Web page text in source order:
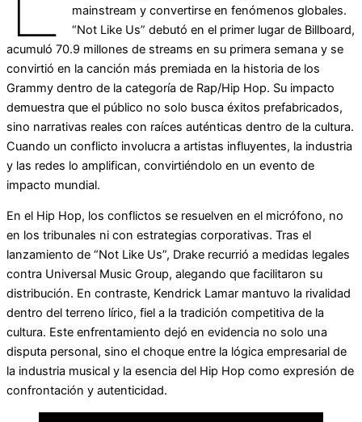
mainstream y convertirse en fenómenos globales.
“Not Like Us” debutó en el primer lugar de Billboard,
acumuló 70.9 millones de streams en su primera semana y se
convirtió en la canción más premiada en la historia de los
Grammy dentro de la categoría de Rap/Hip Hop. Su impacto
demuestra que el público no solo busca éxitos prefabricados,
sino narrativas reales con raíces auténticas dentro de la cultura.
Cuando un conflicto involucra a artistas influyentes, la industria
y las redes lo amplifican, convirtiéndolo en un evento de
impacto mundial.
En el Hip Hop, los conflictos se resuelven en el micrófono, no
en los tribunales ni con estrategias corporativas. Tras el
lanzamiento de “Not Like Us”, Drake recurrió a medidas legales
contra Universal Music Group, alegando que facilitaron su
distribución. En contraste, Kendrick Lamar mantuvo la rivalidad
dentro del terreno lírico, fiel a la tradición competitiva de la
cultura. Este enfrentamiento dejó en evidencia no solo una
disputa personal, sino el choque entre la lógica empresarial de
la industria musical y la esencia del Hip Hop como expresión de
confrontación y autenticidad.